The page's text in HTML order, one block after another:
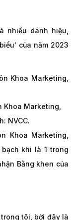
nhiều danh hiệu,
của năm 2023
Khoa Marketing,
NVCC.
Khoa Marketing,
khi là 1 trong
Bằng khen của
tôi, bởi đây là